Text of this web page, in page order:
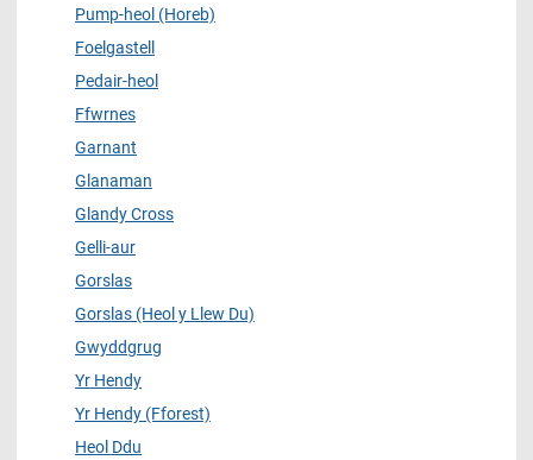
Pump-heol (Horeb)
Foelgastell
Pedair-heol
Ffwrnes
Garnant
Glanaman
Glandy Cross
Gelli-aur
Gorslas
Gorslas (Heol y Llew Du)
Gwyddgrug
Yr Hendy
Yr Hendy (Fforest)
Heol Ddu